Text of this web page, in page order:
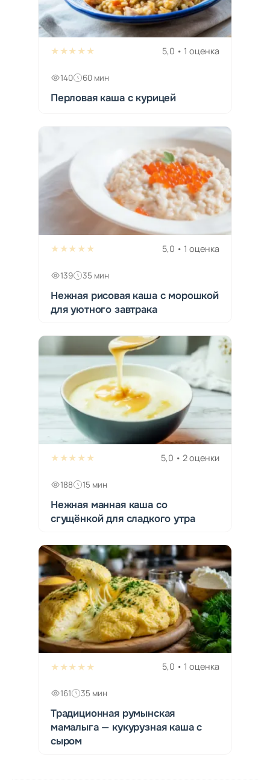
★★★★★ 5,0 • 1 оценка
140 60 мин
Перловая каша с курицей
★★★★★ 5,0 • 1 оценка
139 35 мин
Нежная рисовая каша с морошкой
для уютного завтрака
★★★★★ 5,0 • 2 оценки
188 15 мин
Нежная манная каша со
сгущёнкой для сладкого утра
★★★★★ 5,0 • 1 оценка
161 35 мин
Традиционная румынская
мамалыга — кукурузная каша с
сыром